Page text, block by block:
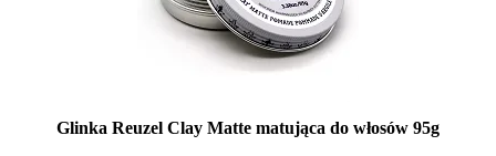
Glinka Reuzel Clay Matte matująca do włosów 95g